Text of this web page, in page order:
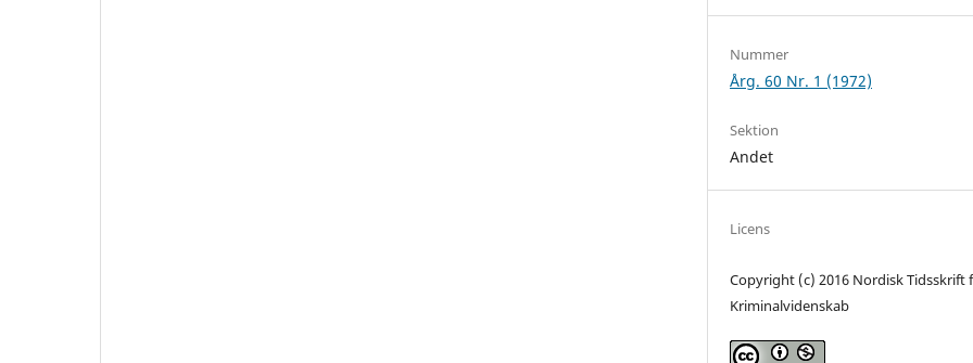
Nummer
Årg. 60 Nr. 1 (1972)
Sektion
Andet
Licens
Copyright (c) 2016 Nordisk Tidsskrift
Kriminalvidenskab